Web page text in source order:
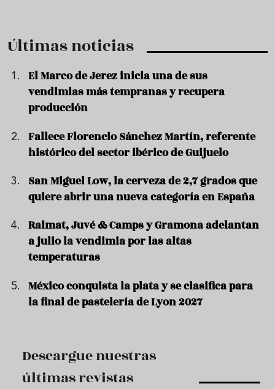
Últimas noticias
El Marco de Jerez inicia una de sus
vendimias más tempranas y recupera
producción
Fallece Florencio Sánchez Martín, referente
histórico del sector ibérico de Guijuelo
San Miguel Low, la cerveza de 2,7 grados que
quiere abrir una nueva categoría en España
Raimat, Juvé & Camps y Gramona adelantan
a julio la vendimia por las altas
temperaturas
México conquista la plata y se clasifica para
la final de pastelería de Lyon 2027
Descargue nuestras
últimas revistas